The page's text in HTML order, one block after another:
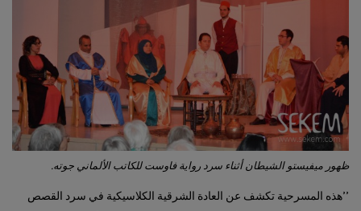
ظهور ميفيستو الشيطان أثناء سرد رواية فاوست للكاتب الألماني جوته.
’’هذه المسرحية تكشف عن العادة الشرقية الكلاسيكية في سرد القصص